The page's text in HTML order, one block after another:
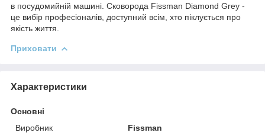
в посудомийній машині. Сковорода Fissman Diamond Grey -
це вибір професіоналів, доступний всім, хто піклується про
якість життя.
Приховати
Характеристики
Основні
Виробник
Fissman